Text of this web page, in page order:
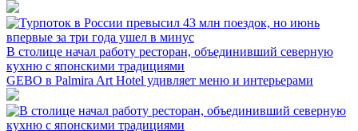
В столице начал работу ресторан, объединивший северную
кухню с японскими традициями
GEBO в Palmira Art Hotel удивляет меню и интерьерами